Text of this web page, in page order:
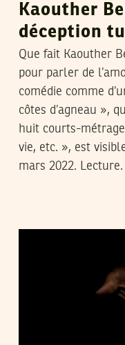
Kaouther
déception
Que fait Kaouther
pour parler de
comédie comme
côtes d’agneau »,
huit courts-
vie, etc. », est
mars 2022. Lecture.